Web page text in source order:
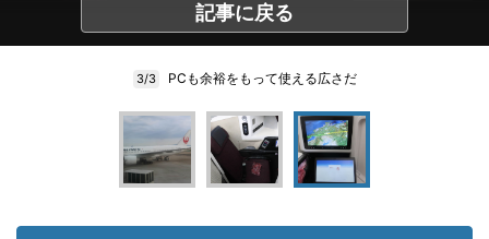
記事に戻る
3/3 PCも余裕をもって使える広さだ